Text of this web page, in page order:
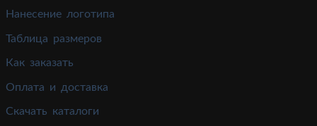
Нанесение логотипа
Таблица размеров
Как заказать
Оплата и доставка
Скачать каталоги